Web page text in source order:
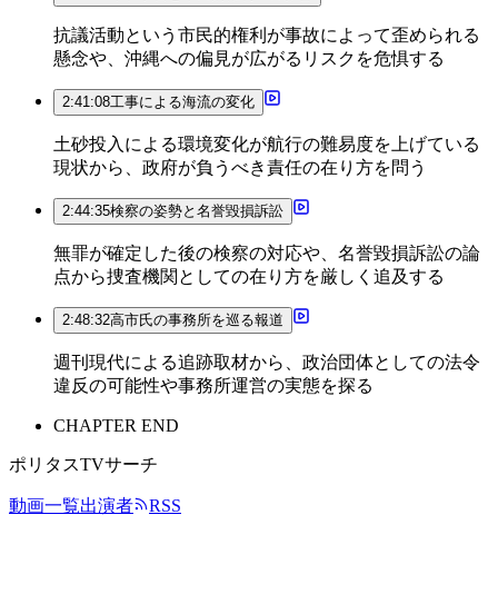
抗議活動という市民的権利が事故によって歪められる
懸念や、沖縄への偏見が広がるリスクを危惧する
2:41:08工事による海流の変化
土砂投入による環境変化が航行の難易度を上げている
現状から、政府が負うべき責任の在り方を問う
2:44:35検察の姿勢と名誉毀損訴訟
無罪が確定した後の検察の対応や、名誉毀損訴訟の論
点から捜査機関としての在り方を厳しく追及する
2:48:32高市氏の事務所を巡る報道
週刊現代による追跡取材から、政治団体としての法令
違反の可能性や事務所運営の実態を探る
CHAPTER END
ポリタスTVサーチ
動画一覧出演者 RSS